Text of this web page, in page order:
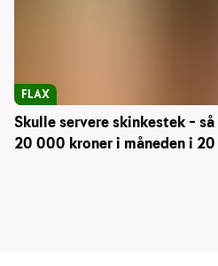
Skulle servere skinkestek –
20 000 kroner i måneden i 20
FLAX